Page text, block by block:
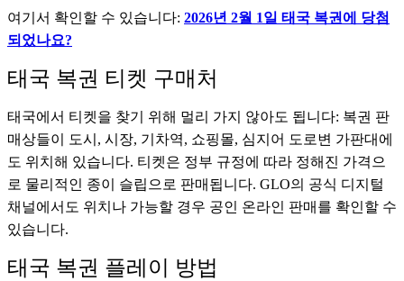
여기서 확인할 수 있습니다: 2026년 2월 1일 태국 복권에 당첨
되었나요?
태국 복권 티켓 구매처
태국에서 티켓을 찾기 위해 멀리 가지 않아도 됩니다: 복권 판
매상들이 도시, 시장, 기차역, 쇼핑몰, 심지어 도로변 가판대에
도 위치해 있습니다. 티켓은 정부 규정에 따라 정해진 가격으
로 물리적인 종이 슬립으로 판매됩니다. GLO의 공식 디지털
채널에서도 위치나 가능할 경우 공인 온라인 판매를 확인할 수
있습니다.
태국 복권 플레이 방법